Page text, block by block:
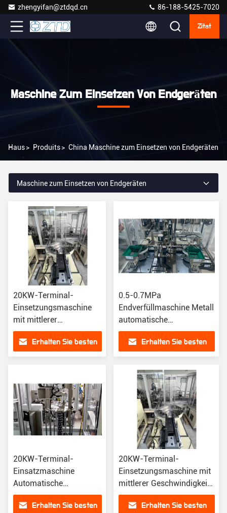
zhengyifan@ztdqd.cn 86-188-5425-7020
Zitat
Maschine Zum Einsetzen Von Endgeräten
Haus> Produits> China Maschine zum Einsetzen von Endgeräten
Maschine zum Einsetzen von Endgeräten
20KW-Terminal-
Einsetzungsmaschine
mit mittlerer
Geschwindigkeit
Synchronisieren
automatische
Erhalten Sie besten
0.5-0.7MPa
Endverfüllmaschine Metall
automatische
Verfüllmaschine
Erhalten Sie besten
20KW-Terminal-
Einsatzmaschine
Automatische
Kernzufuhrgeräte
Erhalten Sie besten
20KW-Terminal-
Einsetzungsmaschine mit
mittlerer Geschwindigkeit
Synchronisieren
automatische
Erhalten Sie besten